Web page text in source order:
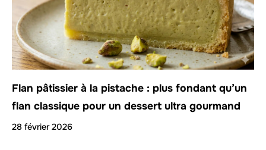
Flan pâtissier à la pistache : plus fondant qu’un
flan classique pour un dessert ultra gourmand
28 février 2026